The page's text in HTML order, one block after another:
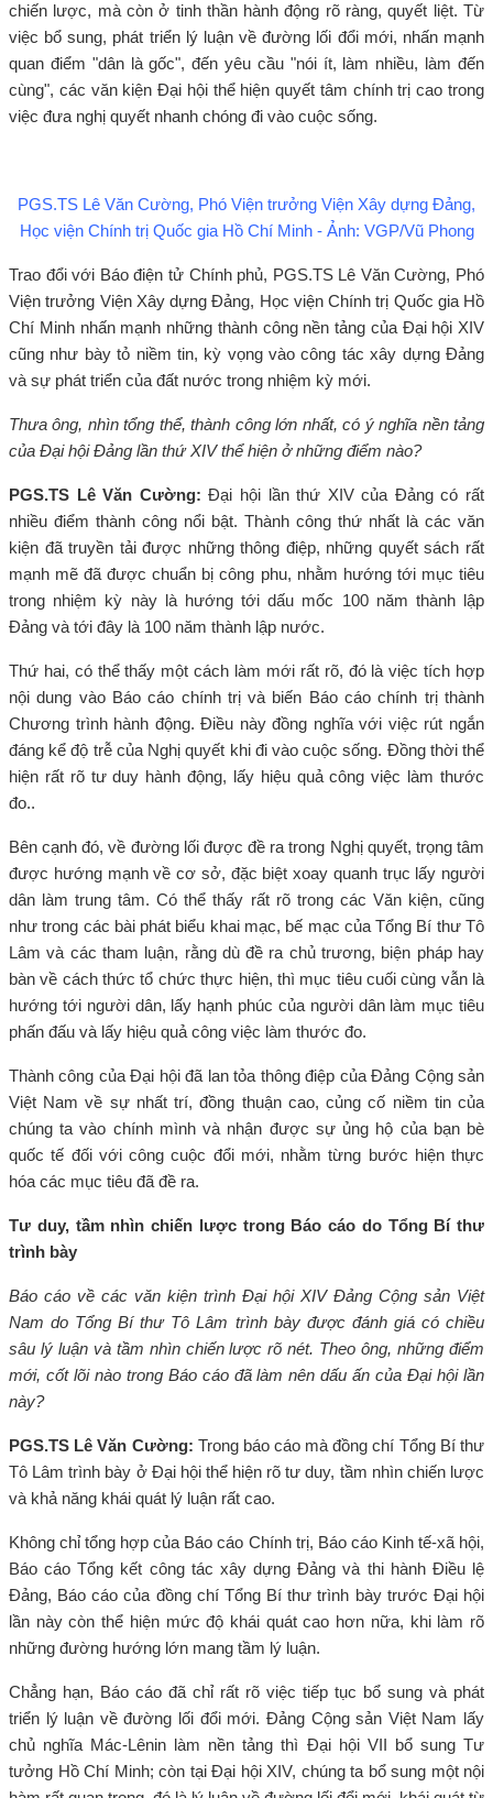
chiến lược, mà còn ở tinh thần hành động rõ ràng, quyết liệt. Từ
việc bổ sung, phát triển lý luận về đường lối đổi mới, nhấn mạnh
quan điểm "dân là gốc", đến yêu cầu "nói ít, làm nhiều, làm đến
cùng", các văn kiện Đại hội thể hiện quyết tâm chính trị cao trong
việc đưa nghị quyết nhanh chóng đi vào cuộc sống.
PGS.TS Lê Văn Cường, Phó Viện trưởng Viện Xây dựng Đảng,
Học viện Chính trị Quốc gia Hồ Chí Minh - Ảnh: VGP/Vũ Phong
Trao đổi với Báo điện tử Chính phủ, PGS.TS Lê Văn Cường, Phó
Viện trưởng Viện Xây dựng Đảng, Học viện Chính trị Quốc gia Hồ
Chí Minh nhấn mạnh những thành công nền tảng của Đại hội XIV
cũng như bày tỏ niềm tin, kỳ vọng vào công tác xây dựng Đảng
và sự phát triển của đất nước trong nhiệm kỳ mới.
Thưa ông, nhìn tổng thể, thành công lớn nhất, có ý nghĩa nền tảng
của Đại hội Đảng lần thứ XIV thể hiện ở những điểm nào?
PGS.TS Lê Văn Cường: Đại hội lần thứ XIV của Đảng có rất
nhiều điểm thành công nổi bật. Thành công thứ nhất là các văn
kiện đã truyền tải được những thông điệp, những quyết sách rất
mạnh mẽ đã được chuẩn bị công phu, nhằm hướng tới mục tiêu
trong nhiệm kỳ này là hướng tới dấu mốc 100 năm thành lập
Đảng và tới đây là 100 năm thành lập nước.
Thứ hai, có thể thấy một cách làm mới rất rõ, đó là việc tích hợp
nội dung vào Báo cáo chính trị và biến Báo cáo chính trị thành
Chương trình hành động. Điều này đồng nghĩa với việc rút ngắn
đáng kể độ trễ của Nghị quyết khi đi vào cuộc sống. Đồng thời thể
hiện rất rõ tư duy hành động, lấy hiệu quả công việc làm thước
đo..
Bên cạnh đó, về đường lối được đề ra trong Nghị quyết, trọng tâm
được hướng mạnh về cơ sở, đặc biệt xoay quanh trục lấy người
dân làm trung tâm. Có thể thấy rất rõ trong các Văn kiện, cũng
như trong các bài phát biểu khai mạc, bế mạc của Tổng Bí thư Tô
Lâm và các tham luận, rằng dù đề ra chủ trương, biện pháp hay
bàn về cách thức tổ chức thực hiện, thì mục tiêu cuối cùng vẫn là
hướng tới người dân, lấy hạnh phúc của người dân làm mục tiêu
phấn đấu và lấy hiệu quả công việc làm thước đo.
Thành công của Đại hội đã lan tỏa thông điệp của Đảng Cộng sản
Việt Nam về sự nhất trí, đồng thuận cao, củng cố niềm tin của
chúng ta vào chính mình và nhận được sự ủng hộ của bạn bè
quốc tế đối với công cuộc đổi mới, nhằm từng bước hiện thực
hóa các mục tiêu đã đề ra.
Tư duy, tầm nhìn chiến lược trong Báo cáo do Tổng Bí thư
trình bày
Báo cáo về các văn kiện trình Đại hội XIV Đảng Cộng sản Việt
Nam do Tổng Bí thư Tô Lâm trình bày được đánh giá có chiều
sâu lý luận và tầm nhìn chiến lược rõ nét. Theo ông, những điểm
mới, cốt lõi nào trong Báo cáo đã làm nên dấu ấn của Đại hội lần
này?
PGS.TS Lê Văn Cường: Trong báo cáo mà đồng chí Tổng Bí thư
Tô Lâm trình bày ở Đại hội thể hiện rõ tư duy, tầm nhìn chiến lược
và khả năng khái quát lý luận rất cao.
Không chỉ tổng hợp của Báo cáo Chính trị, Báo cáo Kinh tế-xã hội,
Báo cáo Tổng kết công tác xây dựng Đảng và thi hành Điều lệ
Đảng, Báo cáo của đồng chí Tổng Bí thư trình bày trước Đại hội
lần này còn thể hiện mức độ khái quát cao hơn nữa, khi làm rõ
những đường hướng lớn mang tầm lý luận.
Chẳng hạn, Báo cáo đã chỉ rất rõ việc tiếp tục bổ sung và phát
triển lý luận về đường lối đổi mới. Đảng Cộng sản Việt Nam lấy
chủ nghĩa Mác-Lênin làm nền tảng thì Đại hội VII bổ sung Tư
tưởng Hồ Chí Minh; còn tại Đại hội XIV, chúng ta bổ sung một nội